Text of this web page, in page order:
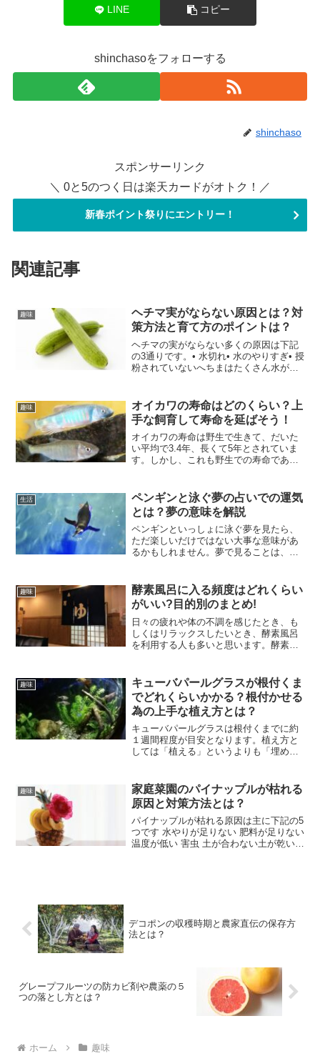
LINE コピー
shinchasoをフォローする
shinchaso
スポンサーリンク
＼ 0と5のつく日は楽天カードがオトク！／
新春ポイント祭りにエントリー！
関連記事
趣味
ヘチマ実がならない原因とは？対
策方法と育て方のポイントは？
ヘチマの実がならない多くの原因は下記
の3通りです。• 水切れ• 水のやりすぎ• 授
粉されていないへちまはたくさん水が必
にしてもらうと良いです。また、花が咲
いたら100...
趣味
オイカワの寿命はどのくらい？上
手な飼育して寿命を延ばそう！
オイカワの寿命は野生で生きて、だいた
い平均で3.4年、長くて5年とされていま
す。しかし、これも野生での寿命であ
ば長生きさせたいと思った方に向けて記
事にしてみました。こ...
生活
ペンギンと泳ぐ夢の占いでの運気
とは？夢の意味を解説
ペンギンといっしょに泳ぐ夢を見たら、
ただ楽しいだけではない大事な意味があ
るかもしれません。夢で見ることは、そ
は、ほかの動物とは違うことが多く、特
別なメッセージを持って...
趣味
酵素風呂に入る頻度はどれくらい
がいい?目的別のまとめ!
日々の疲れや体の不調を感じたとき、も
しくはリラックスしたいとき、酵素風呂
を利用する人も多いと思います。酵素風
できます。しかし1回だけ入っても効果は
すぐになくなってしまい...
趣味
キューバパールグラスが根付くま
でどれくらいかかる？根付かせる
為の上手な植え方とは？
キューバパールグラスは根付くまでに約
１週間程度が目安となります。植え方と
しては「植える」というよりも「埋め
でどれくらいかかる？ キューバパールグ
ラスが根付くまでの上手...
趣味
家庭菜園のパイナップルが枯れる
原因と対策方法とは？
パイナップルが枯れる原因は主に下記の5
つです 水やりが足りない 肥料が足りない
温度が低い 害虫 土が合わない土が乾いて
デコポンの収穫時期と農家直伝の保存方
法とは？
グレープフルーツの防カビ剤や農薬の５
つの落とし方とは？
ホーム 趣味